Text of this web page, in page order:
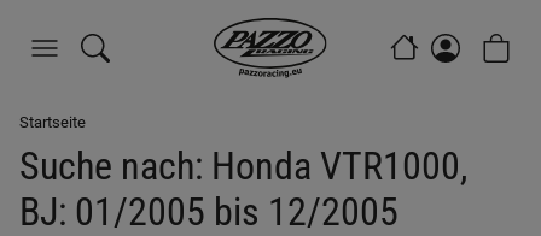
Startseite
Suche nach: Honda VTR1000,
BJ: 01/2005 bis 12/2005